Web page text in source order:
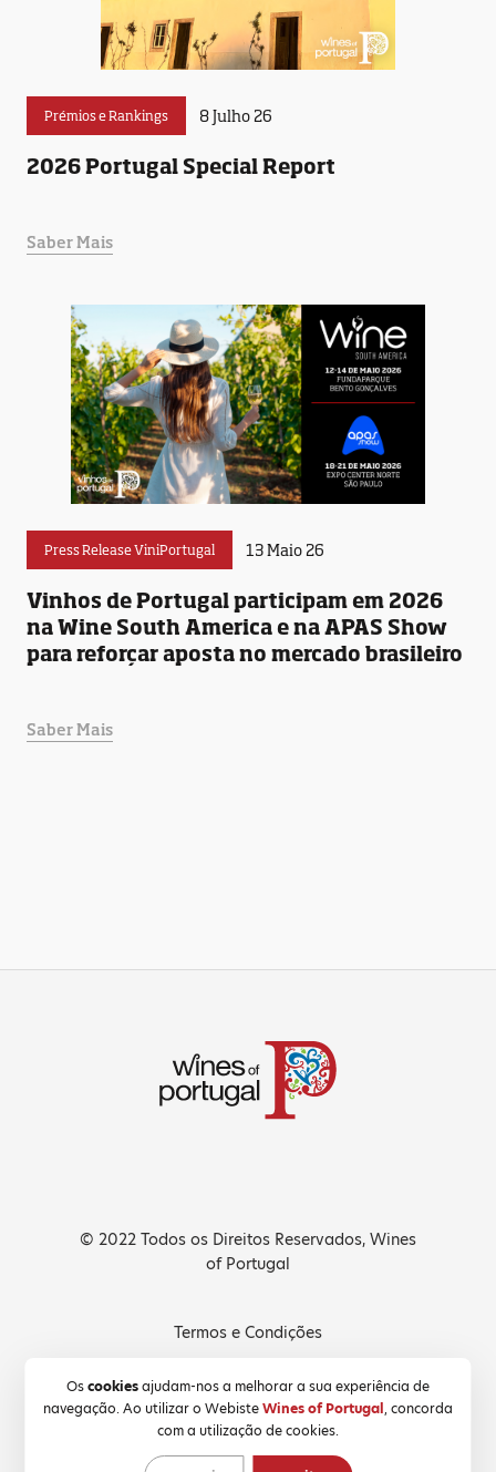
Prémios e Rankings 8 Julho 26
2026 Portugal Special Report
Saber Mais
Press Release ViniPortugal 13 Maio 26
Vinhos de Portugal participam em 2026
na Wine South America e na APAS Show
para reforçar aposta no mercado brasileiro
Saber Mais
Oscookiesajudam-nos a melhorar a sua experiência de
navegação. Ao utilizar o WebisteWines of Portugal, concorda
com a utilização de cookies.
© 2022 Todos os Direitos Reservados, Wines
of Portugal
Termos e Condições
Política de Cookies